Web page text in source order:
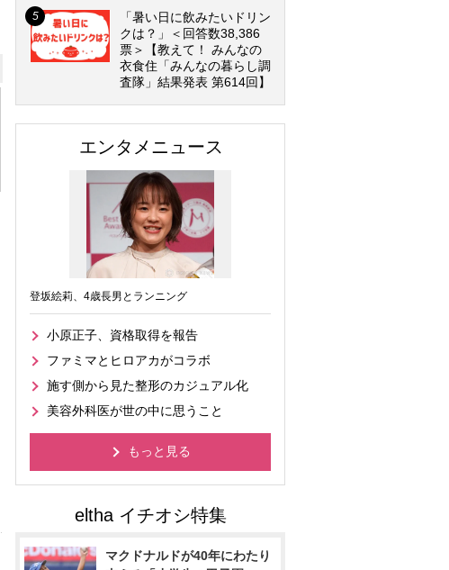
「暑い日に飲みたいドリン
クは？」＜回答数38,386
票＞【教えて！ みんなの
衣食住「みんなの暮らし調
査隊」結果発表 第614回】
エンタメニュース
登坂絵莉、4歳長男とランニング
小原正子、資格取得を報告
ファミマとヒロアカがコラボ
施す側から見た整形のカジュアル化
美容外科医が世の中に思うこと
もっと見る
マクドナルドが40年にわたり